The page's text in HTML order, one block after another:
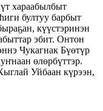
хараабылбыт
бултуу барбыт
күүстэринэн
эбит. Онтон
Чукагнак Бүөтүр
өлөрбүттэр.
Уйбаан күрээн,